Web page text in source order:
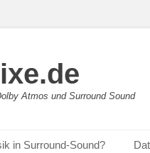
Atmos und Surround Sound
in Surround-Sound?